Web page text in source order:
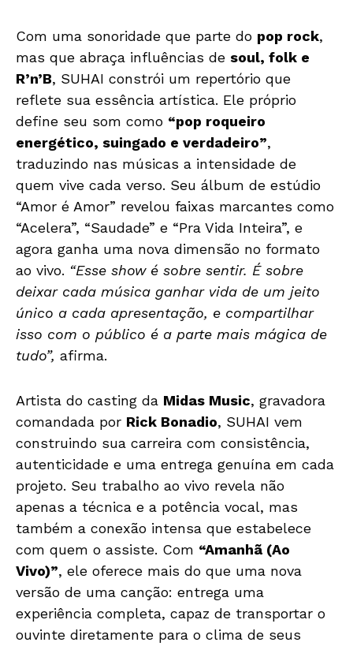
Com uma sonoridade que parte do pop rock,
mas que abraça influências de soul, folk e
R’n’B, SUHAI constrói um repertório que
reflete sua essência artística. Ele próprio
define seu som como “pop roqueiro
energético, suingado e verdadeiro”,
traduzindo nas músicas a intensidade de
quem vive cada verso. Seu álbum de estúdio
“Amor é Amor” revelou faixas marcantes como
“Acelera”, “Saudade” e “Pra Vida Inteira”, e
agora ganha uma nova dimensão no formato
ao vivo. “Esse show é sobre sentir. É sobre
deixar cada música ganhar vida de um jeito
único a cada apresentação, e compartilhar
isso com o público é a parte mais mágica de
tudo”, afirma.
Artista do casting da Midas Music, gravadora
comandada por Rick Bonadio, SUHAI vem
construindo sua carreira com consistência,
autenticidade e uma entrega genuína em cada
projeto. Seu trabalho ao vivo revela não
apenas a técnica e a potência vocal, mas
também a conexão intensa que estabelece
com quem o assiste. Com “Amanhã (Ao
Vivo)”, ele oferece mais do que uma nova
versão de uma canção: entrega uma
experiência completa, capaz de transportar o
ouvinte diretamente para o clima de seus